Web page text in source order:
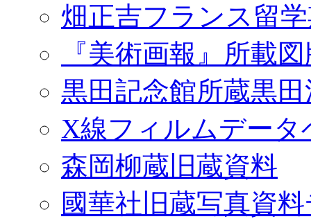
畑正吉フランス留
『美術画報』所載
黒田記念館所蔵黒
X線フィルムデータ
森岡柳蔵旧蔵資料
國華社旧蔵写真資